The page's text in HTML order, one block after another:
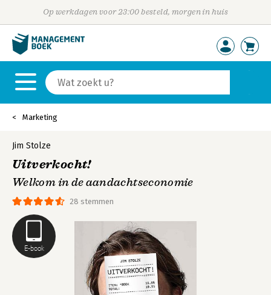
Op werkdagen voor 23:00 besteld, morgen in huis
Marketing
E-book
28 stemmen
Jim Stolze
Uitverkocht!
Welkom in de aandachtseconomie